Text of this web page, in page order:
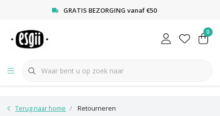
GRATIS BEZORGING vanaf €50
0
Terug naar home Retourneren